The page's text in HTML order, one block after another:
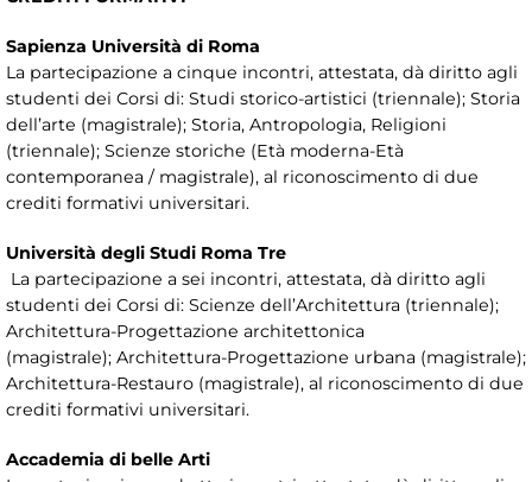
Sapienza Università di Roma
La partecipazione a cinque incontri, attestata, dà diritto agli
studenti dei Corsi di: Studi storico-artistici (triennale); Storia
dell’arte (magistrale); Storia, Antropologia, Religioni
(triennale); Scienze storiche (Età moderna-Età
contemporanea / magistrale), al riconoscimento di due
crediti formativi universitari.
Università degli Studi Roma Tre
La partecipazione a sei incontri, attestata, dà diritto agli
studenti dei Corsi di: Scienze dell’Architettura (triennale);
Architettura-Progettazione architettonica
(magistrale); Architettura-Progettazione urbana (magistrale);
Architettura-Restauro (magistrale), al riconoscimento di due
crediti formativi universitari.
Accademia di belle Arti